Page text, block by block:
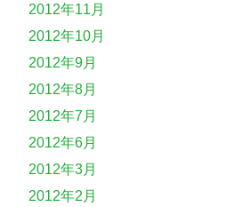
2012年11月
2012年10月
2012年9月
2012年8月
2012年7月
2012年6月
2012年3月
2012年2月